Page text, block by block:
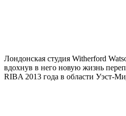
Лондонская студия Witherford
вдохнув в него новую жизнь
RIBA 2013 года в области Уэст-